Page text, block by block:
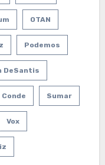
OTAN
Podemos
DeSantis
Sumar
Vox